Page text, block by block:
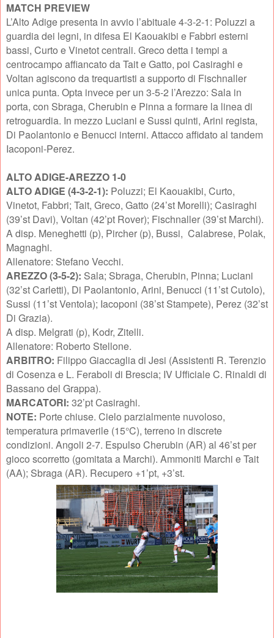
MATCH PREVIEW
L’Alto Adige presenta in avvio l’abituale 4-3-2-1: Poluzzi a
guardia dei legni, in difesa El Kaouakibi e Fabbri esterni
bassi, Curto e Vinetot centrali. Greco detta i tempi a
centrocampo affiancato da Tait e Gatto, poi Casiraghi e
Voltan agiscono da trequartisti a supporto di Fischnaller
unica punta. Opta invece per un 3-5-2 l’Arezzo: Sala in
porta, con Sbraga, Cherubin e Pinna a formare la linea di
retroguardia. In mezzo Luciani e Sussi quinti, Arini regista,
Di Paolantonio e Benucci interni. Attacco affidato al tandem
Iacoponi-Perez.
ALTO ADIGE-AREZZO 1-0
ALTO ADIGE (4-3-2-1): Poluzzi; El Kaouakibi, Curto,
Vinetot, Fabbri; Tait, Greco, Gatto (24’st Morelli); Casiraghi
(39’st Davi), Voltan (42’pt Rover); Fischnaller (39’st Marchi).
A disp. Meneghetti (p), Pircher (p), Bussi, Calabrese, Polak,
Magnaghi.
Allenatore: Stefano Vecchi.
AREZZO (3-5-2): Sala; Sbraga, Cherubin, Pinna; Luciani
(32’st Carletti), Di Paolantonio, Arini, Benucci (11’st Cutolo),
Sussi (11’st Ventola); Iacoponi (38’st Stampete), Perez (32’st
Di Grazia).
A disp. Melgrati (p), Kodr, Zitelli.
Allenatore: Roberto Stellone.
ARBITRO: Filippo Giaccaglia di Jesi (Assistenti R. Terenzio
di Cosenza e L. Feraboli di Brescia; IV Ufficiale C. Rinaldi di
Bassano del Grappa).
MARCATORI: 32’pt Casiraghi.
NOTE: Porte chiuse. Cielo parzialmente nuvoloso,
temperatura primaverile (15°C), terreno in discrete
condizioni. Angoli 2-7. Espulso Cherubin (AR) al 46’st per
gioco scorretto (gomitata a Marchi). Ammoniti Marchi e Tait
(AA); Sbraga (AR). Recupero +1’pt, +3’st.